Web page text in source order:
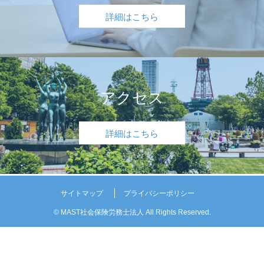
詳細はこちら
アクセス
詳細はこちら
サイトマップ プライバシーポリシー
© MAST社会保険労務士法人 All Rights Reserved.